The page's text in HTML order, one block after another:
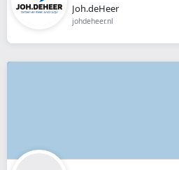
Joh.deHeer
johdeheer.nl